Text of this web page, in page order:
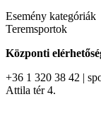
Esemény kategóriák
Teremsportok
Központi
+36 1 320 38 42 |
Attila tér 4.